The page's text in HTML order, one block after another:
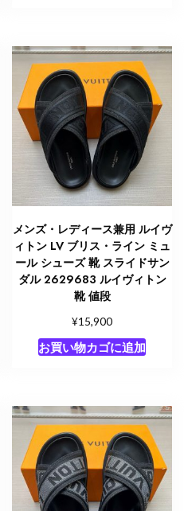
メンズ・レディース兼用 ルイヴ
ィトン LV ブリス・ライン ミュ
ール シューズ 靴 スライドサン
ダル 2629683 ルイヴィトン
靴 値段
¥15,900
お買い物カゴに追加